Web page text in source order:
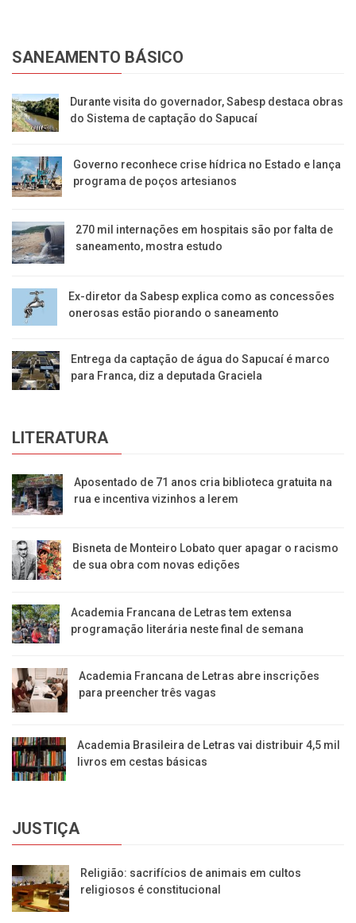
SANEAMENTO BÁSICO
Durante visita do governador, Sabesp destaca obras
do Sistema de captação do Sapucaí
Governo reconhece crise hídrica no Estado e lança
programa de poços artesianos
270 mil internações em hospitais são por falta de
saneamento, mostra estudo
Ex-diretor da Sabesp explica como as concessões
onerosas estão piorando o saneamento
Entrega da captação de água do Sapucaí é marco
para Franca, diz a deputada Graciela
LITERATURA
Aposentado de 71 anos cria biblioteca gratuita na
rua e incentiva vizinhos a lerem
Bisneta de Monteiro Lobato quer apagar o racismo
de sua obra com novas edições
Academia Francana de Letras tem extensa
programação literária neste final de semana
Academia Francana de Letras abre inscrições
para preencher três vagas
Academia Brasileira de Letras vai distribuir 4,5 mil
livros em cestas básicas
JUSTIÇA
Religião: sacrifícios de animais em cultos
religiosos é constitucional